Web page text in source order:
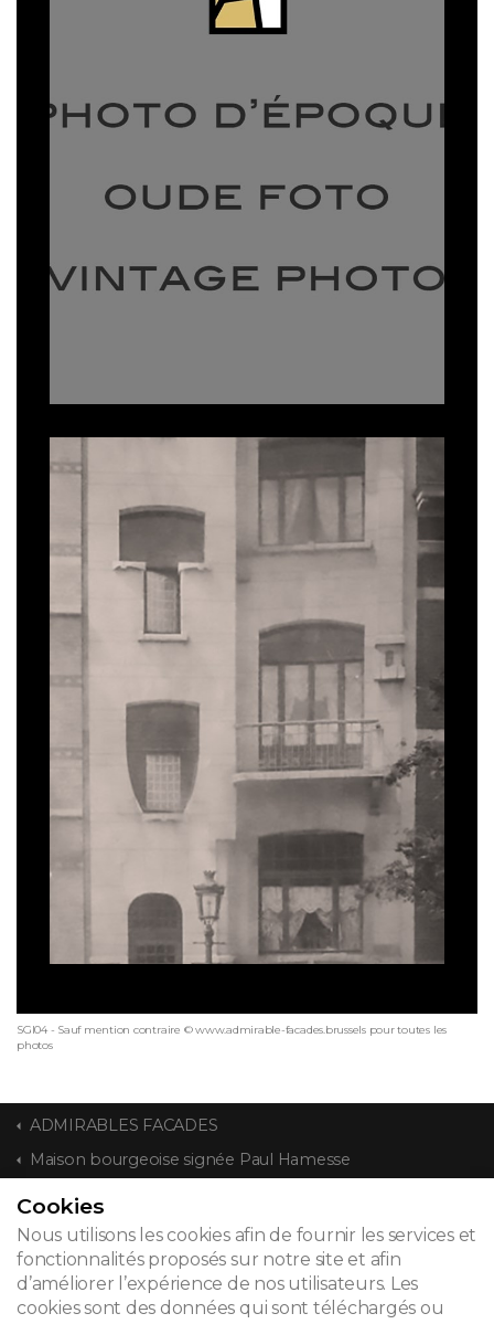
SGI04 - Sauf mention contraire © www.admirable-facades.brussels pour toutes les
photos
ADMIRABLES FACADES
Maison bourgeoise signée Paul Hamesse
CONTACT
Cookies
Nous utilisons les cookies afin de fournir les services et
fonctionnalités proposés sur notre site et afin
d’améliorer l’expérience de nos utilisateurs. Les
cookies sont des données qui sont téléchargés ou